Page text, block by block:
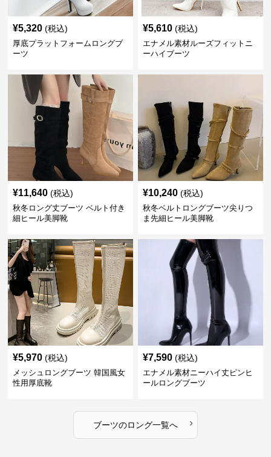
¥5,320 (税込)
厚底プラットフォームロングブ
ーツ
¥5,610 (税込)
エナメル素材ルーズフィットニ
ーハイブーツ
¥11,640 (税込)
秋冬ロング丈ブーツ ベルト付き
細ヒール美脚靴
¥10,240 (税込)
秋冬ベルトロングブーツ尖りつ
ま先細ヒール美脚靴
¥5,970 (税込)
メッシュロングブーツ 韓国風女
性用厚底靴
¥7,590 (税込)
エナメル素材ニーハイ丈ピンヒ
ールロングブーツ
ブーツのロング一覧へ ›